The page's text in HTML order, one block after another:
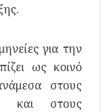
για την
ως κοινό
στους
και στους